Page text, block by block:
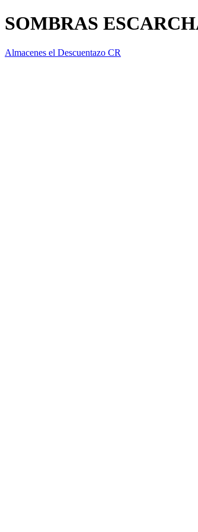
SOMBRAS
Almacenes el Descuentazo CR